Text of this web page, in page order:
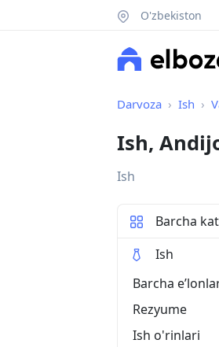
O'zbekiston
Darvoza Ish
Ish,
Ish
Barcha
Ish
Barcha
Rezyume
Ish o'rinlari